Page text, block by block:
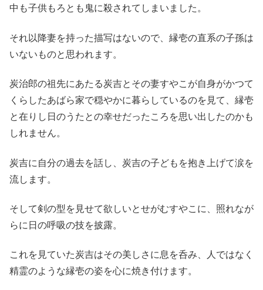
中も子供もろとも鬼に殺されてしまいました。
それ以降妻を持った描写はないので、縁壱の直系の子孫は
いないものと思われます。
炭治郎の祖先にあたる炭吉とその妻すやこが自身がかつて
くらしたあばら家で穏やかに暮らしているのを見て、縁壱
と在りし日のうたとの幸せだったころを思い出したのかも
しれません。
炭吉に自分の過去を話し、炭吉の子どもを抱き上げて涙を
流します。
そして剣の型を見せて欲しいとせがむすやこに、照れなが
らに日の呼吸の技を披露。
これを見ていた炭吉はその美しさに息を呑み、人ではなく
精霊のような縁壱の姿を心に焼き付けます。